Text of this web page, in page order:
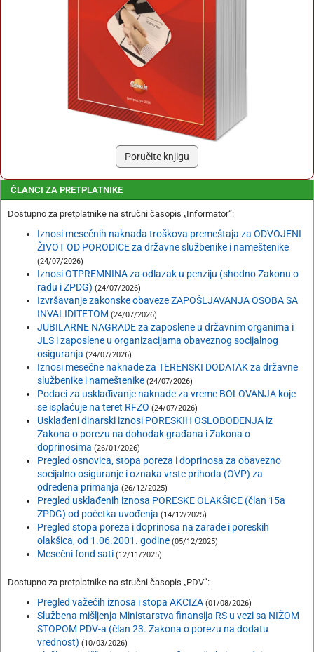
Poručite knjigu
ČLANCI ZA PRETPLATNIKE
Dostupno za pretplatnike na stručni časopis „Informator“:
Iznosi mesečnih naknada troškova premeštaja za ODVOJENI
ŽIVOT OD PORODICE za državne službenike i nameštenike
(24/07/2026)
Iznosi OTPREMNINA za odlazak u penziju (shodno Zakonu o
radu i ZPDG) (24/07/2026)
Izvršavanje zakonske obaveze ZAPOŠLJAVANJA OSOBA SA
INVALIDITETOM (24/07/2026)
JUBILARNE NAGRADE za zaposlene u državnim organima i
JLS i zaposlene u organizacijama obaveznog socijalnog
osiguranja (24/07/2026)
Iznosi mesečne naknade za TERENSKI DODATAK za državne
službenike i nameštenike (24/07/2026)
Podaci za usklađivanje naknade za vreme BOLOVANJA koje
se isplaćuje na teret RFZO (24/07/2026)
Usklađeni dinarski iznosi PORESKIH OSLOBOĐENJA iz
Zakona o porezu na dohodak građana i Zakona o
doprinosima (26/01/2026)
Pregled osnovica, stopa poreza i doprinosa za obavezno
socijalno osiguranje i oznaka vrste prihoda (OVP) za
određena primanja (26/12/2025)
Pregled usklađenih iznosa PORESKE OLAKŠICE (član 15a
ZPDG) od početka uvođenja (14/12/2025)
Pregled stopa poreza i doprinosa na zarade i poreskih
olakšica, od 1.06.2001. godine (05/12/2025)
Mesečni fond sati (12/11/2025)
Dostupno za pretplatnike na stručni časopis „PDV“:
Pregled važećih iznosa i stopa AKCIZA (01/08/2026)
Službena mišljenja Ministarstva finansija RS u vezi sa NIŽOM
STOPOM PDV-a (član 23. Zakona o porezu na dodatu
vrednost) (10/03/2026)